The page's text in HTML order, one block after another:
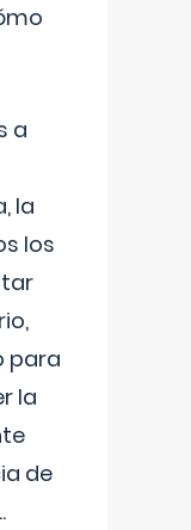
a
la
los
para
la
de